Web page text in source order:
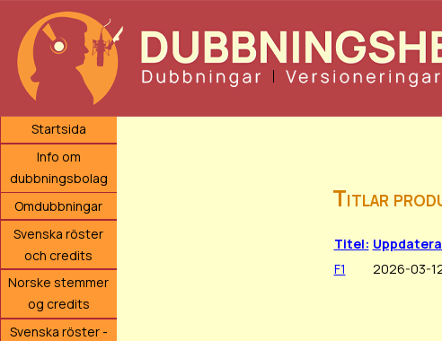
Startsida
Info om
dubbningsbolag
Omdubbningar
Svenska röster
och credits
Norske stemmer
og credits
Svenska röster -
Titlar
Titel:
F1
2026-03-